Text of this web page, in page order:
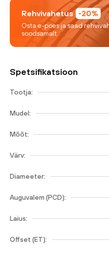
Rehvivahetus -20%
Osta e-poes ja saad
soodsamalt.
Spetsifikatsioon
Tootja:
Mudel:
Mõõt:
Värv:
Diameeter:
Auguvalem (PCD):
Laius:
Offset (ET):